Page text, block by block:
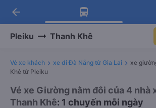
Tải app Vexere ngay!
Nhận ưu đãi thành viên độc
Tải app Vexere
-30k/ghế khi đặt vé máy bay
arrow_back
Pleiku Thanh Khê
Vé xe khách xe đi Đà Nẵng từ Gia Lai
xe
Khê từ Pleiku
Vé xe Giường nằm đôi của 4 nhà
Thanh Khê: 1 chuyến mỗi ngày